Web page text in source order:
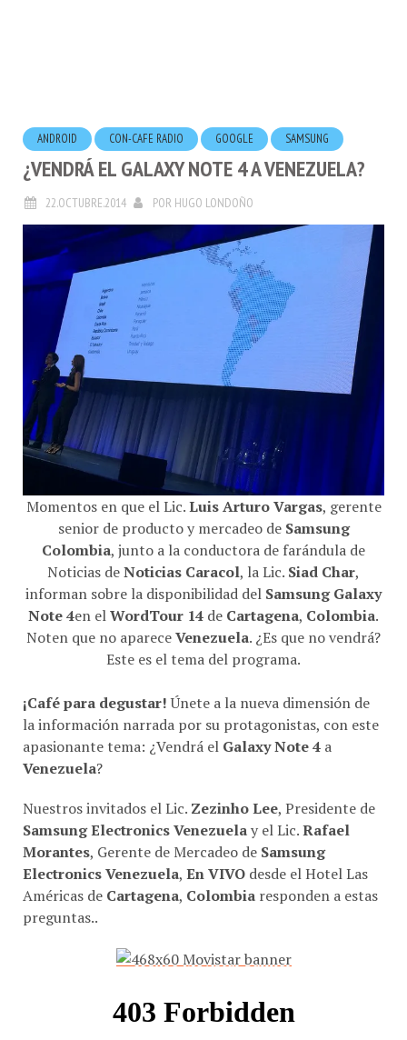
ANDROID CON-CAFE RADIO GOOGLE SAMSUNG
¿VENDRÁ EL GALAXY NOTE 4 A VENEZUELA?
Momentos en que el Lic.Luis Arturo Vargas, gerente
senior de producto y mercadeo deSamsung
Colombia, junto a la conductora de farándula de
Noticias deNoticias Caracol, la Lic.Siad Char,
informan sobre la disponibilidad delSamsung Galaxy
Note 4en elWordTour 14deCartagena,Colombia.
Noten que no apareceVenezuela. ¿Es que no vendrá?
Este es el tema del programa.
la información narrada por su protagonistas, con este
apasionante tema: ¿Vendrá el Galaxy Note 4 a
Venezuela?
Samsung Electronics Venezuelay el Lic.Rafael
Morantes, Gerente de Mercadeo de Samsung
Electronics Venezuela,En VIVOdesde el Hotel Las
Américas de Cartagena, Colombiaresponden a estas
preguntas..